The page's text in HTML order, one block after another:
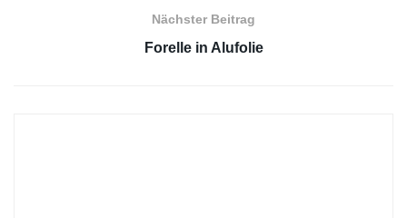
sind kalt, sauber und sauerstoffreich. Die
Forelle fühlt sich demnach in den kälteren
Nächster Beitrag
Forelle in Alufolie